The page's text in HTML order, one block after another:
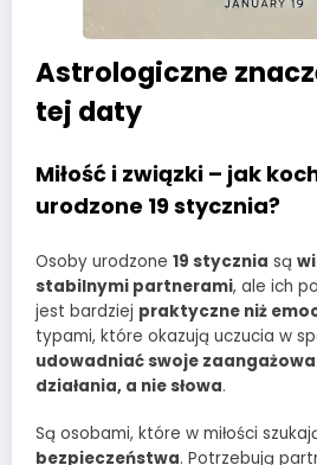
Astrologiczne
tej daty
Miłość i związki – jak
urodzone 19 stycznia?
Osoby urodzone 19 stycznia są
stabilnymi partnerami, ale ich
jest bardziej praktyczne niż
typami, które okazują uczucia w
udowadniać swoje
działania, a nie słowa.
Są osobami, które w miłości
bezpieczeństwa. Potrzebują